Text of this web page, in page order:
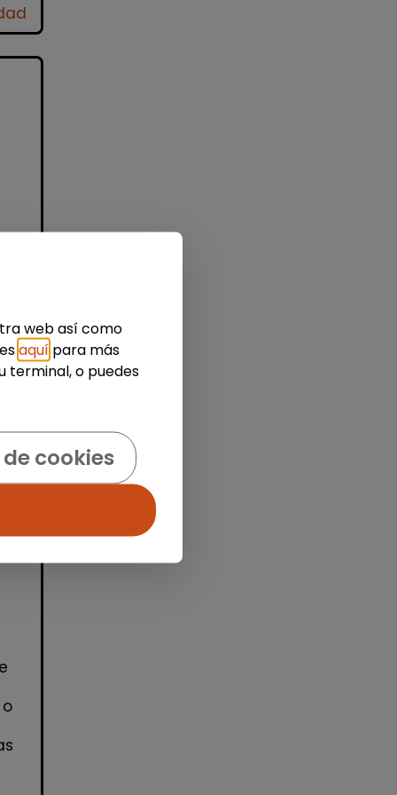
web así como
aquí para más
terminal, o puedes
cookies